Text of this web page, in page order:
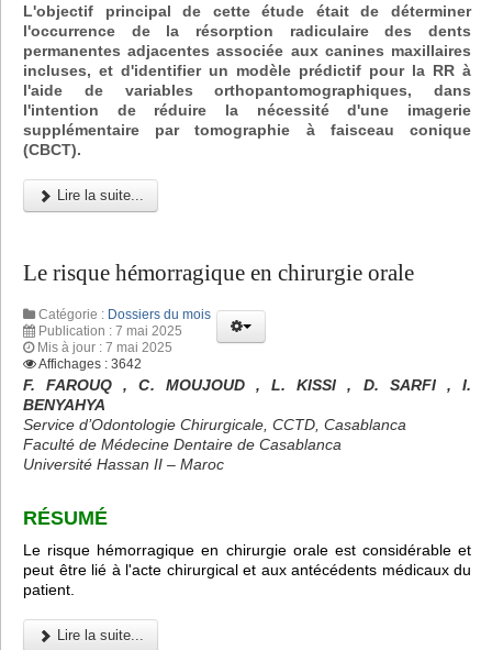
L'objectif principal de cette étude était de déterminer
l'occurrence de la résorption radiculaire des dents
permanentes adjacentes associée aux canines maxillaires
incluses, et d'identifier un modèle prédictif pour la RR à
l'aide de variables orthopantomographiques, dans
l'intention de réduire la nécessité d'une imagerie
supplémentaire par tomographie à faisceau conique
(CBCT).
Lire la suite...
Le risque hémorragique en chirurgie orale
Catégorie : Dossiers du mois
Publication : 7 mai 2025
Mis à jour : 7 mai 2025
Affichages : 3642
F. FAROUQ , C. MOUJOUD , L. KISSI , D. SARFI , I.
BENYAHYA
Service d’Odontologie Chirurgicale, CCTD, Casablanca
Faculté de Médecine Dentaire de Casablanca
Université Hassan II – Maroc
RÉSUMÉ
Le risque hémorragique en chirurgie orale est considérable et
peut être lié à l'acte chirurgical et aux antécédents médicaux du
patient.
Lire la suite...